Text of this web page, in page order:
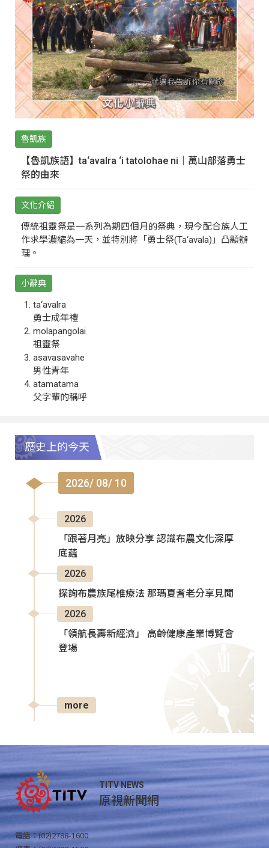
魯凱族
【魯凱族語】ta‘avalra ‘i tatolohae ni｜萬山部落勇士
祭的由來
文化介紹
傳統祖靈祭是一系列為期四個月的祭典，現今配合族人工
作求學濃縮為一天，並特別將「勇士祭(Ta‘avala)」凸顯辦
理。
小辭典
ta‘avalra
勇士成年禮
molapangolai
祖靈祭
asavasavahe
男性青年
atamatama
父字輩的稱呼
歷史上的今天
2026/ 08/ 10
2026
「跟著月亮」放映分享 認識布農文化深厚
底蘊
2026
探詢布農族尾椎療法 那瑪夏耆老分享見聞
2026
「領航長壽新經濟」 高齡健康產業博覽會
登場
more
TITV NEWS
原視新聞網
電話：(02)2788-1600